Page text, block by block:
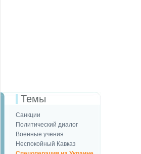
Темы
Санкции
Политический диалог
Военные учения
Неспокойный Кавказ